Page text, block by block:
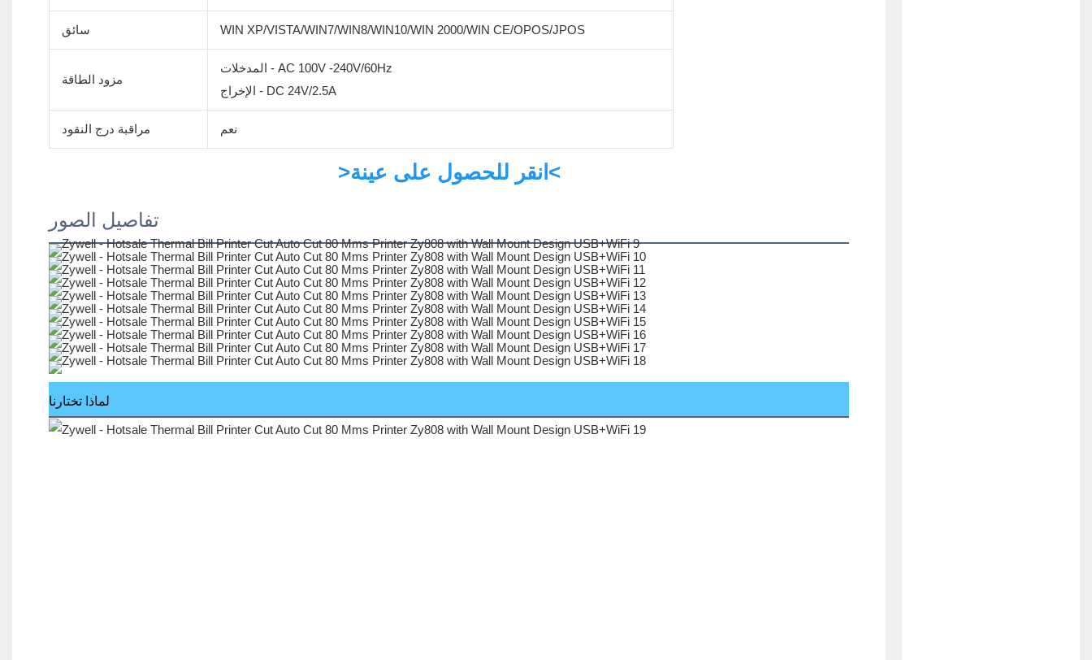
سائق WIN XP/VISTA/WIN7/WIN8/WIN10/WIN 2000/WIN CE/OPOS/JPOS
مزود الطاقة
المدخلات - AC 100V -240V/60Hz
الإخراج - DC 24V/2.5A
مراقبة درج النقود نعم
>انقر للحصول على عينة<
تفاصيل الصور
لماذا تختارنا